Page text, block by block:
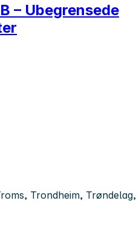
– Ubegrensede
Trondheim, Trøndelag,